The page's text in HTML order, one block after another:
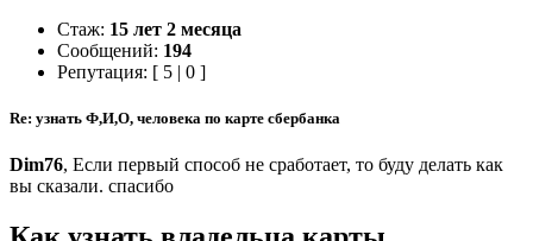
Стаж: 15 лет 2 месяца
Сообщений: 194
Репутация: [ 5 | 0 ]
Re: узнать Ф,И,О, человека по карте сбербанка
Dim76, Если первый способ не сработает, то буду делать как
вы сказали. спасибо